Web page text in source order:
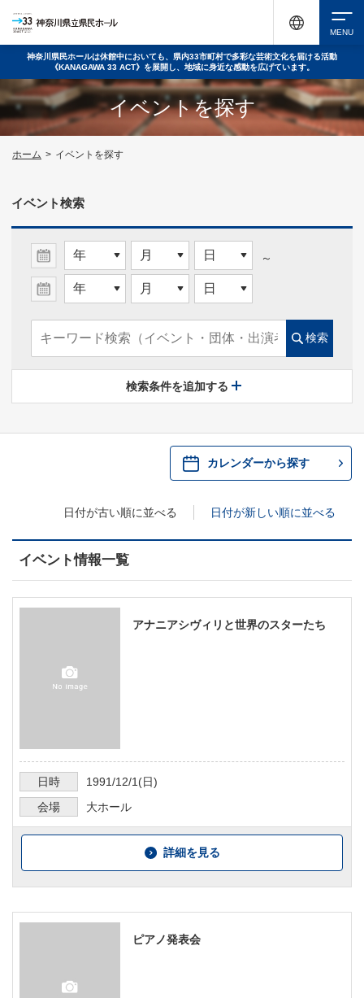
神奈川県民ホールは休館中においても、県内33市町村で多彩な芸術文化を届ける活動
《KANAGAWA 33 ACT》を展開し、地域に身近な感動を広げています。
イベントを探す
・ イベント一覧
・ イベントカレンダー
イベントを探す
ホーム > イベントを探す
イベント検索
～
検索
検索条件を追加する
カレンダーから探す
日付が古い順に並べる 日付が新しい順に並べる
イベント情報一覧
アナニアシヴィリと世界のスターたち
日時 1991/12/1 (日)
会場
大ホール
詳細を見る
ピアノ発表会